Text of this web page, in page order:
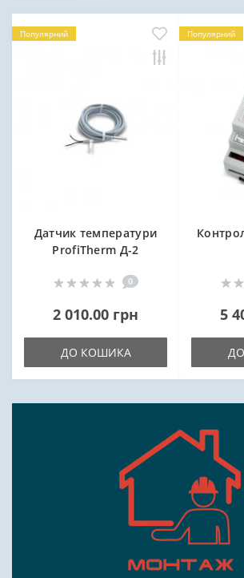
Популярний
Датчик температури
ProfiTherm Д-2
0
2 010.00 грн
ДО КОШИКА
Популярний
5